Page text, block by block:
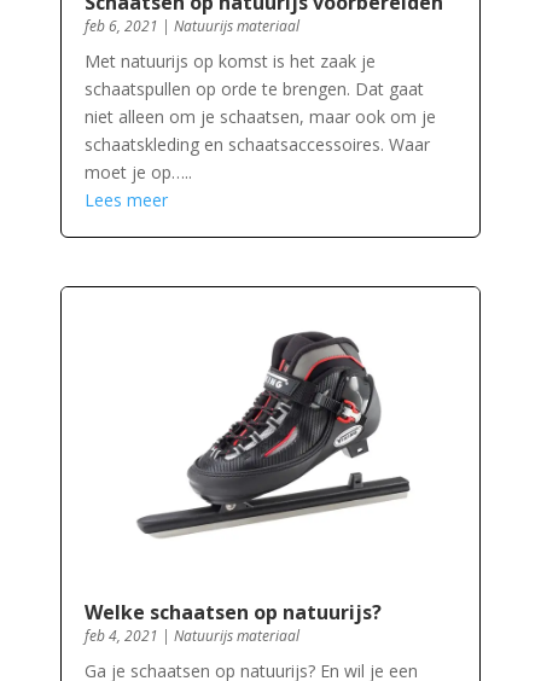
feb 6, 2021 | Natuurijs materiaal
Met natuurijs op komst is het zaak je
schaatspullen op orde te brengen. Dat gaat
niet alleen om je schaatsen, maar ook om je
schaatskleding en schaatsaccessoires. Waar
moet je op…..
Lees meer
Welke schaatsen op natuurijs?
feb 4, 2021 | Natuurijs materiaal
Ga je schaatsen op natuurijs? En wil je een